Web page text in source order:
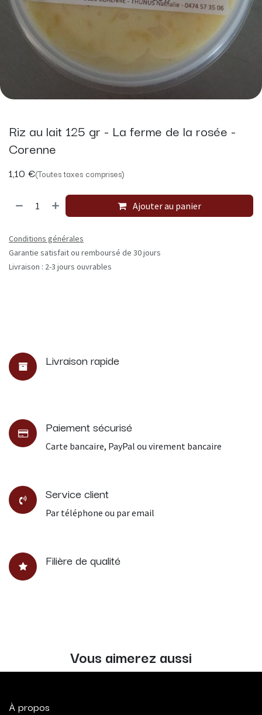
Riz au lait 125 gr - La ferme de la rosée -
Corenne
1,10 €(Toutes taxes comprises)
Ajouter au panier
Conditions générales
Garantie satisfait ou remboursé de 30 jours
Livraison : 2-3 jours ouvrables
Livraison rapide
Paiement sécurisé
Carte bancaire, PayPal ou virement bancaire
Service client
Par téléphone ou par email
Filière de qualité
Vous aimerez aussi
À propos